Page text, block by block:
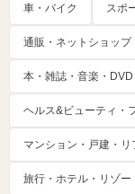
車・バイク スポ
通販・ネットショップ
本・雑誌・音楽・
ヘルス&ビューティ・
マンション・戸建・
旅行・ホテル・リゾー